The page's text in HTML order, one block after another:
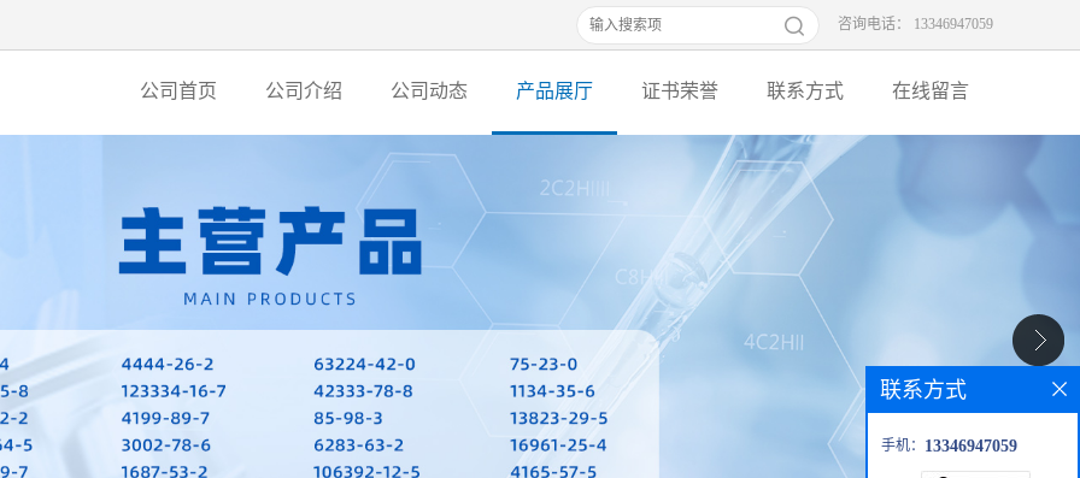
咨询电话： 13346947059
公司首页 公司介绍 公司动态 产品展厅 证书荣誉 联系方式 在线留言
联系方式
手机： 13346947059